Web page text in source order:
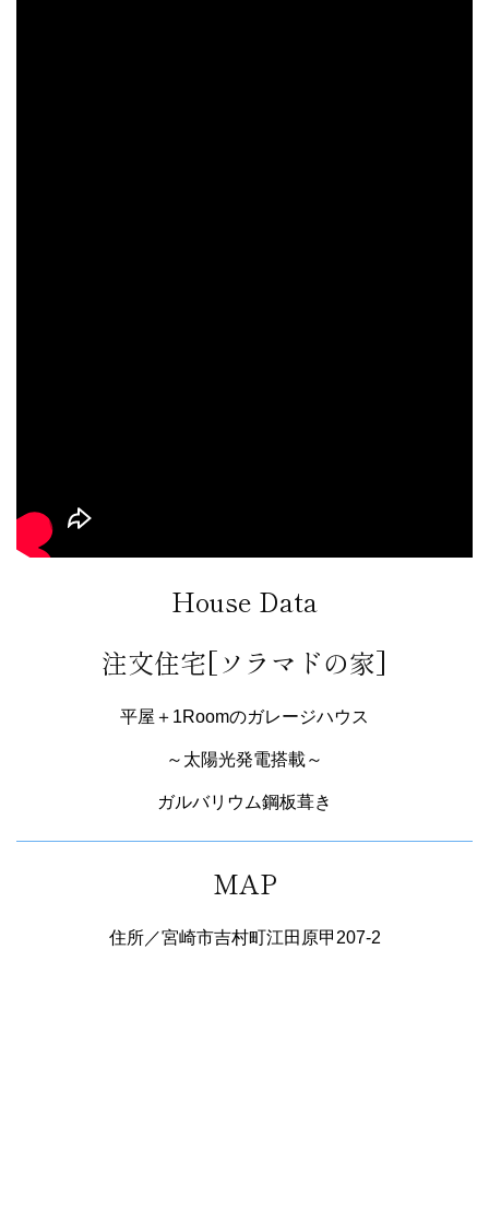
House Data
注文住宅[ソラマドの家]
平屋＋1Roomのガレージハウス
～太陽光発電搭載～
ガルバリウム鋼板葺き
MAP
住所／宮崎市吉村町江田原甲207-2